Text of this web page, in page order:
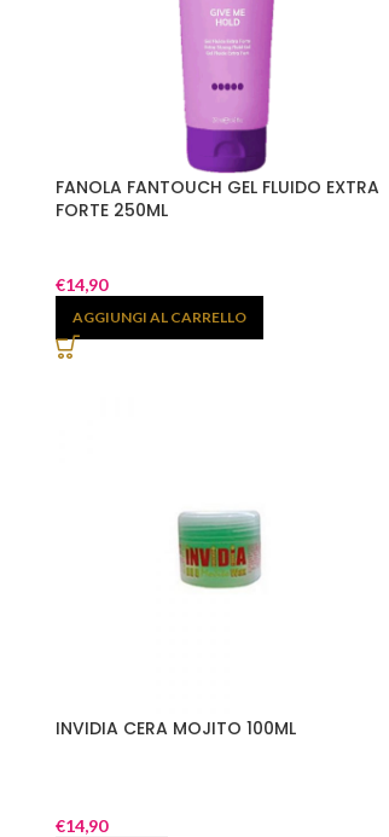
FANOLA FANTOUCH GEL FLUIDO EXTRA
FORTE 250ML
€14,90
AGGIUNGI AL CARRELLO
INVIDIA CERA MOJITO 100ML
€14,90